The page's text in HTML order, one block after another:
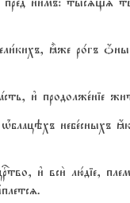
±же ро1гъ
и3 продолже1ніе
небе1сныхъ
и3 вси2